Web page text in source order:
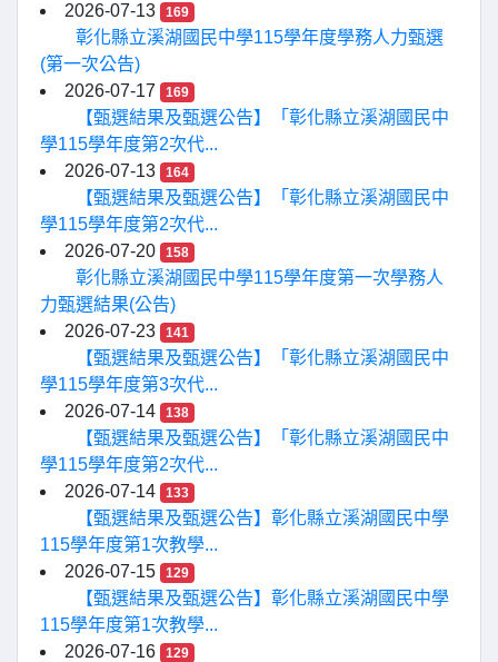
2026-07-13
169
彰化縣立溪湖國民中學115學年度學務人力甄選
(第一次公告)
2026-07-17
169
【甄選結果及甄選公告】「彰化縣立溪湖國民中
學115學年度第2次代...
2026-07-13
164
【甄選結果及甄選公告】「彰化縣立溪湖國民中
學115學年度第2次代...
2026-07-20
158
彰化縣立溪湖國民中學115學年度第一次學務人
力甄選結果(公告)
2026-07-23
141
【甄選結果及甄選公告】「彰化縣立溪湖國民中
學115學年度第3次代...
2026-07-14
138
【甄選結果及甄選公告】「彰化縣立溪湖國民中
學115學年度第2次代...
2026-07-14
133
【甄選結果及甄選公告】彰化縣立溪湖國民中學
115學年度第1次教學...
2026-07-15
129
【甄選結果及甄選公告】彰化縣立溪湖國民中學
115學年度第1次教學...
2026-07-16
129